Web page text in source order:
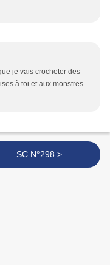
je vais crocheter des
à toi et aux monstres
SC N°298 >